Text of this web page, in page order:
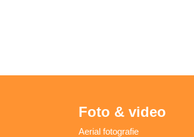
Foto & video
Aerial fotografie